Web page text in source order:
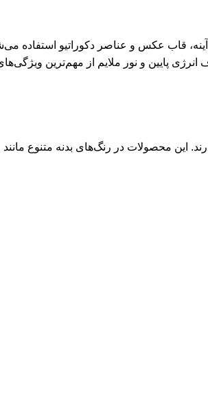
قاب عکس و عناصر دکوراتیو استفاده
پایین و نور ملایم از مهم‌ترین
این محصولات در رنگ‌های بدنه متنوع